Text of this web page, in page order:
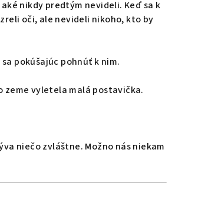
nikdy predtým nevideli. Keď sa k
oči, ale nevideli nikoho, kto by
pokúšajúc pohnúť k nim.
zeme vyletela malá postavička.
niečo zvláštne. Možno nás niekam